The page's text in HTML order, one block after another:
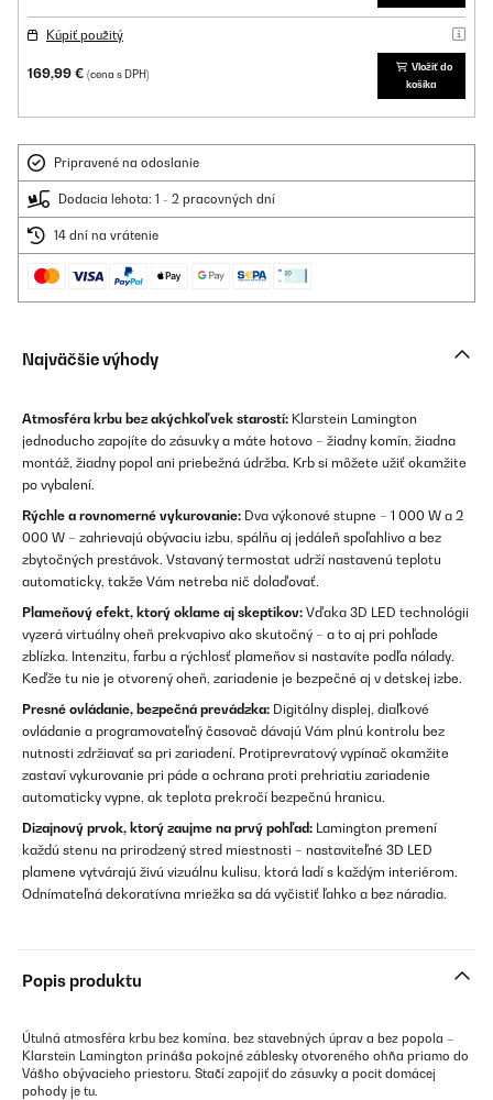
Kúpiť použitý
169,99 € (cena s DPH)
Vložiť do
košíka
Pripravené na odoslanie
Dodacia lehota: 1 - 2 pracovných dní
14 dní na vrátenie
Najväčšie výhody
Atmosféra krbu bez akýchkoľvek starostí: Klarstein Lamington
jednoducho zapojíte do zásuvky a máte hotovo – žiadny komín, žiadna
montáž, žiadny popol ani priebežná údržba. Krb si môžete užiť okamžite
po vybalení.
Rýchle a rovnomerné vykurovanie: Dva výkonové stupne – 1 000 W a 2
000 W – zahrievajú obývaciu izbu, spálňu aj jedáleň spoľahlivo a bez
zbytočných prestávok. Vstavaný termostat udrží nastavenú teplotu
automaticky, takže Vám netreba nič dolaďovať.
Plameňový efekt, ktorý oklame aj skeptikov: Vďaka 3D LED technológii
vyzerá virtuálny oheň prekvapivo ako skutočný – a to aj pri pohľade
zblízka. Intenzitu, farbu a rýchlosť plameňov si nastavíte podľa nálady.
Keďže tu nie je otvorený oheň, zariadenie je bezpečné aj v detskej izbe.
Presné ovládanie, bezpečná prevádzka: Digitálny displej, diaľkové
ovládanie a programovateľný časovač dávajú Vám plnú kontrolu bez
nutnosti zdržiavať sa pri zariadení. Protiprevratový vypínač okamžite
zastaví vykurovanie pri páde a ochrana proti prehriatiu zariadenie
automaticky vypne, ak teplota prekročí bezpečnú hranicu.
Dizajnový prvok, ktorý zaujme na prvý pohľad: Lamington premení
každú stenu na prirodzený stred miestnosti – nastaviteľné 3D LED
plamene vytvárajú živú vizuálnu kulisu, ktorá ladí s každým interiérom.
Odnímateľná dekoratívna mriežka sa dá vyčistiť ľahko a bez náradia.
Popis produktu
Útulná atmosféra krbu bez komína, bez stavebných úprav a bez popola –
Klarstein Lamington prináša pokojné záblesky otvoreného ohňa priamo do
Vášho obývacieho priestoru. Stačí zapojiť do zásuvky a pocit domácej
pohody je tu.